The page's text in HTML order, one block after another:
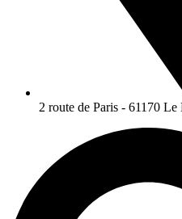
2 route de Paris - 61170 Le